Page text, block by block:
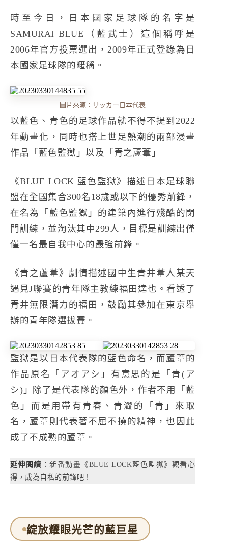
時至今日，日本國家足球隊的名字是
SAMURAI BLUE（藍武士）這個稱呼是
2006年官方投票選出，2009年正式登錄為日
本國家足球隊的暱稱。
圖片來源：サッカー日本代表
以藍色、青色的足球作品就不得不提到2022
年動畫化，同時也搭上世足熱潮的兩部漫畫
作品「藍色監獄」以及「青之蘆葦」
《BLUE LOCK 藍色監獄》 描述日本足球聯
盟在全國集合300名18歲或以下的優秀前鋒，
在名為「藍色監獄」的建築內進行殘酷的閉
門訓練，並淘汰其中299人，目標是訓練出僅
僅一名最自我中心的最強前鋒。
《青之蘆葦》劇情描述國中生青井葦人某天
遇見J聯賽的青年隊主教練福田達也。看透了
青井無限潛力的福田，鼓勵其參加在東京舉
辦的青年隊選拔賽。
監獄是以日本代表隊的藍色命名，而蘆葦的
作品原名「アオアシ」有意思的是「青(ア
シ)」除了是代表隊的顏色外，作者不用「藍
色」而是用帶有青春、青澀的「青」來取
名，蘆葦則代表著不屈不撓的精神，也因此
成了不成熟的蘆葦。
延伸閱讀 ：新番動畫《BLUE LOCK藍色監獄》觀看心
得，成為自私的前鋒吧！
綻放耀眼光芒的藍巨星